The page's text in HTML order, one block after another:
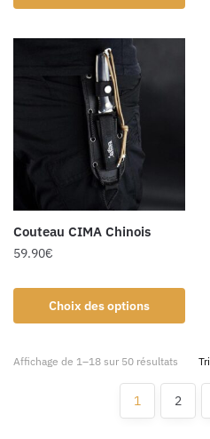
Couteau CIMA Chinois
59.90€
Choix des options
Affichage de 1–18 sur 50 résultats
1 2